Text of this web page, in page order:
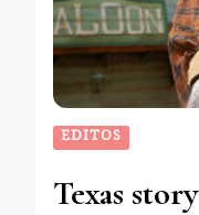
EDITOS
Texas story